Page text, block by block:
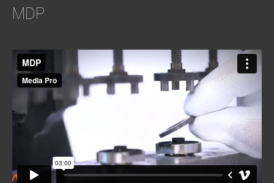
MDP
MDPfrom media pro Vimeo